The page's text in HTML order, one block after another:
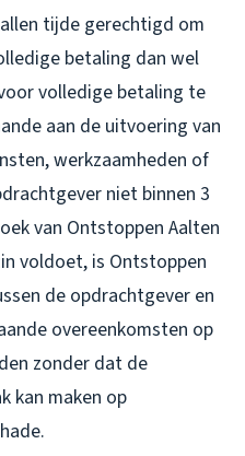
tijde gerechtigd om
betaling dan wel
volledige betaling te
aan de uitvoering van
werkzaamheden of
niet binnen 3
van Ontstoppen Aalten
voldoet, is Ontstoppen
de opdrachtgever en
overeenkomsten op
zonder dat de
kan maken op